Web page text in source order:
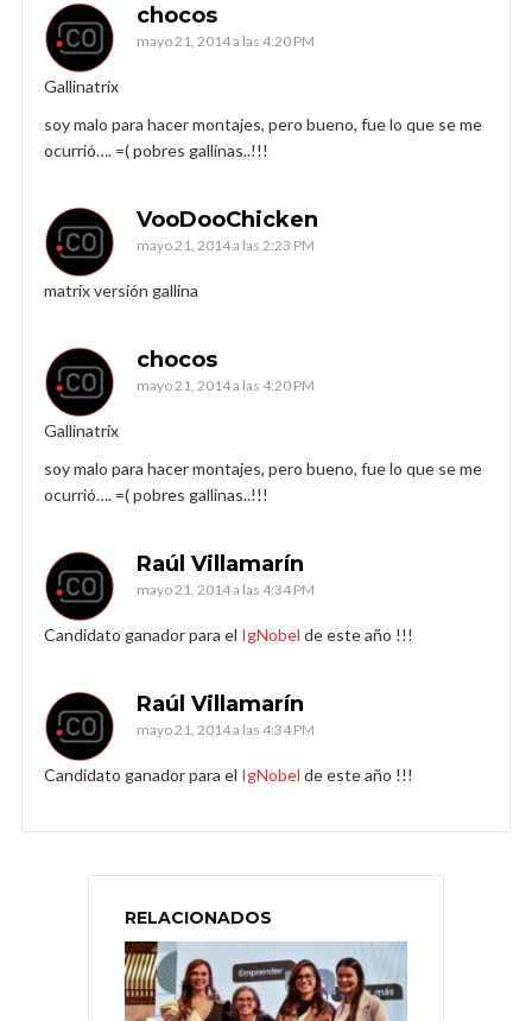
chocos
mayo 21, 2014 a las 4:20 PM
Gallinatrix
soy malo para hacer montajes, pero bueno, fue lo que se me
ocurrió…. =( pobres gallinas..!!!
VooDooChicken
mayo 21, 2014 a las 2:23 PM
matrix versión gallina
chocos
mayo 21, 2014 a las 4:20 PM
Gallinatrix
soy malo para hacer montajes, pero bueno, fue lo que se me
ocurrió…. =( pobres gallinas..!!!
Raúl Villamarín
mayo 21, 2014 a las 4:34 PM
Candidato ganador para el IgNobel de este año !!!
Raúl Villamarín
mayo 21, 2014 a las 4:34 PM
Candidato ganador para el IgNobel de este año !!!
RELACIONADOS